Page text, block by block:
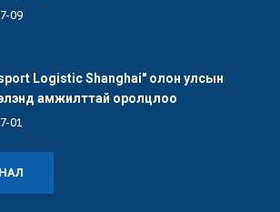
09
Logistic Shanghai" олон улсын
амжилттай оролцлоо
01